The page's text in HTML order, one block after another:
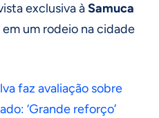
exclusiva àSamuca
um rodeio na cidade
faz avaliação sobre
‘Grande reforço’